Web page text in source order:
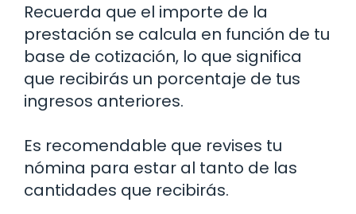
Recuerda que el importe de la
prestación se calcula en función de tu
base de cotización, lo que significa
que recibirás un porcentaje de tus
ingresos anteriores.
Es recomendable que revises tu
nómina para estar al tanto de las
cantidades que recibirás.